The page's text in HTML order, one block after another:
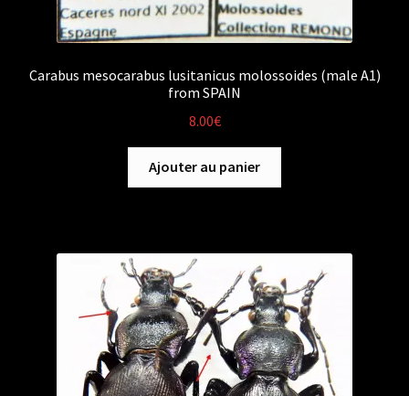
Carabus mesocarabus lusitanicus molossoides (male A1)
from SPAIN
8.00€
Ajouter au panier